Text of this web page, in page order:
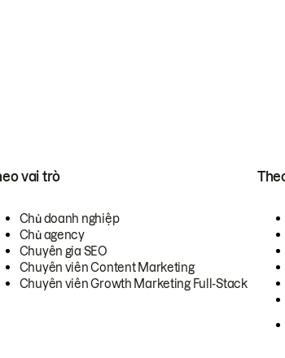
vai trò
Chủ doanh nghiệp
Chủ agency
Chuyên gia SEO
Chuyên viên Content Marketing
Chuyên viên Growth Marketing Full-Stack